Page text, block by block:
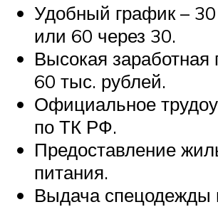
Удобный график –
или 60 через 30.
Высокая заработная
60 тыс. рублей.
Официальное
по ТК РФ.
Предоставление
питания.
Выдача